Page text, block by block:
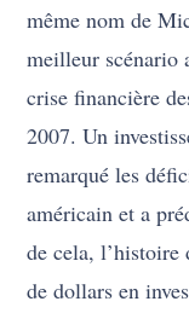
même nom de
meilleur scénario
crise financière
2007. Un
remarqué les
américain et a
de cela,
de dollars en